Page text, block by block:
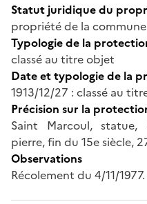
Statut juridique du
propriété de la commune
Typologie de la
classé au titre objet
Date et typologie de la
1913/12/27 : classé au
Précision sur la
Saint Marcoul,
pierre, fin du 15e siècle,
Observations
Récolement du 4/11/1977.